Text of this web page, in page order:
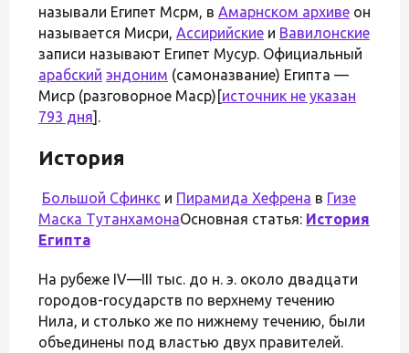
называли Египет Мсрм, в Амарнском архиве он
называется Мисри, Ассирийские и Вавилонские
записи называют Египет Мусур. Официальный
арабский эндоним (самоназвание) Египта —
Миср (разговорное Маср)[источник не указан
793 дня].
История
Большой Сфинкс и Пирамида Хефрена в Гизе
Маска ТутанхамонаОсновная статья: История
Египта
На рубеже IV—III тыс. до н. э. около двадцати
городов-государств по верхнему течению
Нила, и столько же по нижнему течению, были
объединены под властью двух правителей.